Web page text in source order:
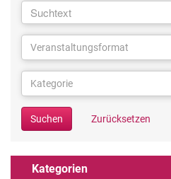
Suchtext
Suchtext
Veranstaltungsformat
Veranstaltungsformat
Veranstaltungsformat
Kategorie
Kategorie
Kategorie
Suchen Zurücksetzen
Kategorien